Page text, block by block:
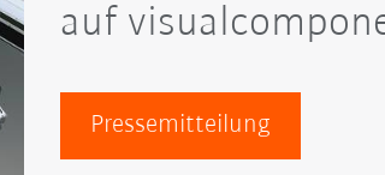
auf
Pressemitteilung